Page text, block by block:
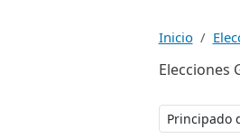
Inicio
Elecciones